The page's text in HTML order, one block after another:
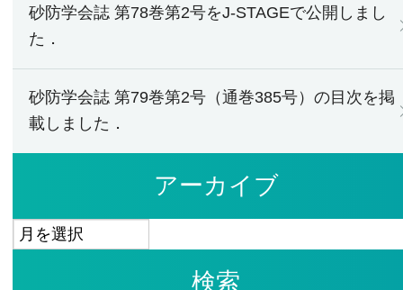
砂防学会誌 第78巻第2号をJ-STAGEで公開しまし
た．
砂防学会誌 第79巻第2号（通巻385号）の目次を掲
載しました．
アーカイブ
ア
検索